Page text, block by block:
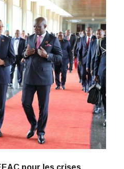
pour les crises